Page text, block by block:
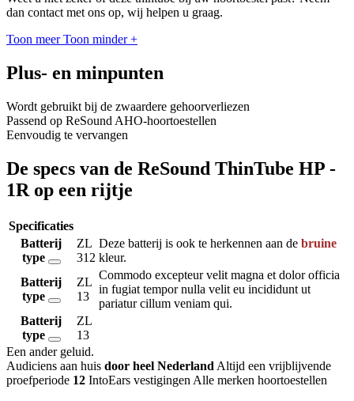
dan contact met ons op, wij helpen u graag.
Toon meer Toon minder +
Plus- en minpunten
Wordt gebruikt bij de zwaardere gehoorverliezen
Passend op ReSound AHO-hoortoestellen
Eenvoudig te vervangen
De specs van de ReSound ThinTube HP -
1R op een rijtje
Specificaties
Batterij
type
ZL
312
Deze batterij is ook te herkennen aan de bruine
kleur.
Batterij
type
ZL
13
Commodo excepteur velit magna et dolor officia
in fugiat tempor nulla velit eu incididunt ut
pariatur cillum veniam qui.
Batterij
type
ZL
13
Een ander geluid.
Audiciens aan huis door heel Nederland Altijd een vrijblijvende
proefperiode 12 IntoEars vestigingen Alle merken hoortoestellen